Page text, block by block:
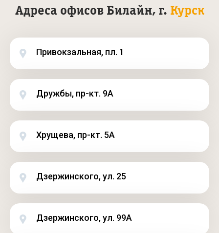
Адреса офисов Билайн, г. Курск
Привокзальная, пл. 1
Дружбы, пр-кт. 9А
Хрущева, пр-кт. 5А
Дзержинского, ул. 25
Дзержинского, ул. 99А